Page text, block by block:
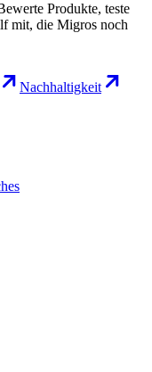
Produkte, teste
mit, die Migros noch
Nachhaltigkeit